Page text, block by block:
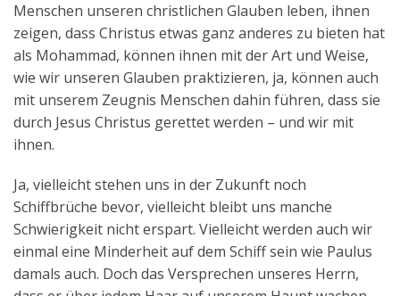
Menschen unseren christlichen Glauben leben, ihnen
zeigen, dass Christus etwas ganz anderes zu bieten hat
als Mohammad, können ihnen mit der Art und Weise,
wie wir unseren Glauben praktizieren, ja, können auch
mit unserem Zeugnis Menschen dahin führen, dass sie
durch Jesus Christus gerettet werden – und wir mit
ihnen.
Ja, vielleicht stehen uns in der Zukunft noch
Schiffbrüche bevor, vielleicht bleibt uns manche
Schwierigkeit nicht erspart. Vielleicht werden auch wir
einmal eine Minderheit auf dem Schiff sein wie Paulus
damals auch. Doch das Versprechen unseres Herrn,